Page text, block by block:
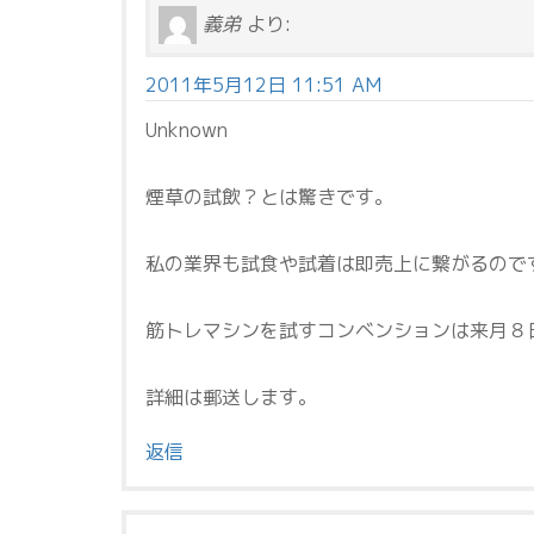
義弟 より:
2011年5月12日 11:51 AM
Unknown
煙草の試飲？とは驚きです。
私の業界も試食や試着は即売上に繋がるので
筋トレマシンを試すコンベンションは来月８
詳細は郵送します。
返信